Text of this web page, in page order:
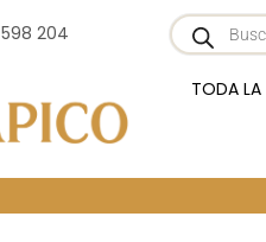
204
TODA LA